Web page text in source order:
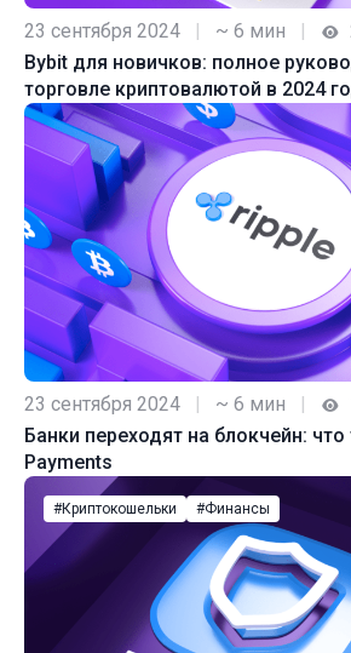
23 сентября 2024 | ~ 6 мин |
Bybit для новичков: полное
торговле криптовалютой в 2024
23 сентября 2024 | ~ 6 мин |
Банки переходят на блокчейн: что
Payments
#Криптокошельки #Финансы